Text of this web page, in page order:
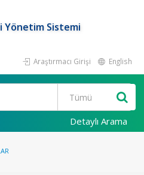
Yönetim Sistemi
Araştırmacı Girişi English
Detaylı Arama